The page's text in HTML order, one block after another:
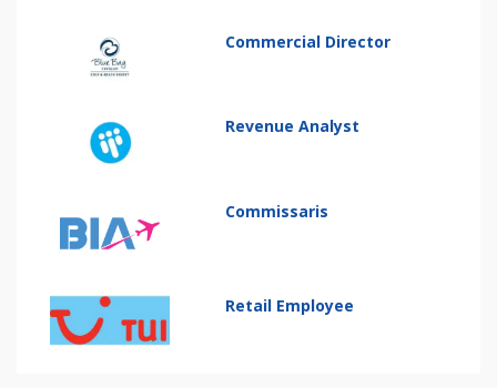
Commercial Director
Revenue Analyst
Commissaris
Retail Employee